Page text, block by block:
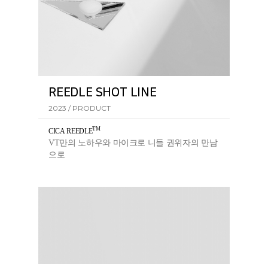
REEDLE SHOT LINE
2023 / PRODUCT
CICA REEDLETM
VT만의 노하우와 마이크로 니들 권위자의 만남
으로